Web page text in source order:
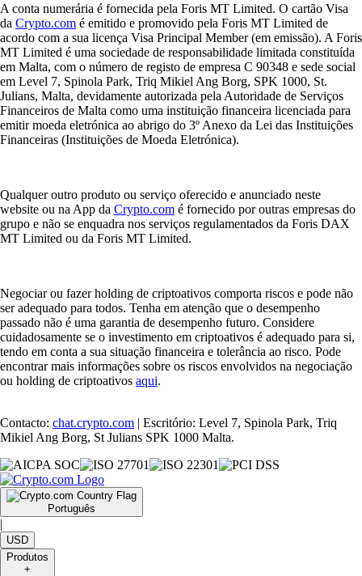
A conta numerária é fornecida pela Foris MT Limited. O cartão Visa
da Crypto.com é emitido e promovido pela Foris MT Limited de
acordo com a sua licença Visa Principal Member (em emissão). A Foris
MT Limited é uma sociedade de responsabilidade limitada constituída
em Malta, com o número de registo de empresa C 90348 e sede social
em Level 7, Spinola Park, Triq Mikiel Ang Borg, SPK 1000, St.
Julians, Malta, devidamente autorizada pela Autoridade de Serviços
Financeiros de Malta como uma instituição financeira licenciada para
emitir moeda eletrónica ao abrigo do 3º Anexo da Lei das Instituições
Financeiras (Instituições de Moeda Eletrónica).
Qualquer outro produto ou serviço oferecido e anunciado neste
website ou na App da Crypto.com é fornecido por outras empresas do
grupo e não se enquadra nos serviços regulamentados da Foris DAX
MT Limited ou da Foris MT Limited.
Negociar ou fazer holding de criptoativos comporta riscos e pode não
ser adequado para todos. Tenha em atenção que o desempenho
passado não é uma garantia de desempenho futuro. Considere
cuidadosamente se o investimento em criptoativos é adequado para si,
tendo em conta a sua situação financeira e tolerância ao risco. Pode
encontrar mais informações sobre os riscos envolvidos na negociação
ou holding de criptoativos aqui.
Contacto: chat.crypto.com | Escritório: Level 7, Spinola Park, Triq
Mikiel Ang Borg, St Julians SPK 1000 Malta.
Português
|
USD
Produtos
+